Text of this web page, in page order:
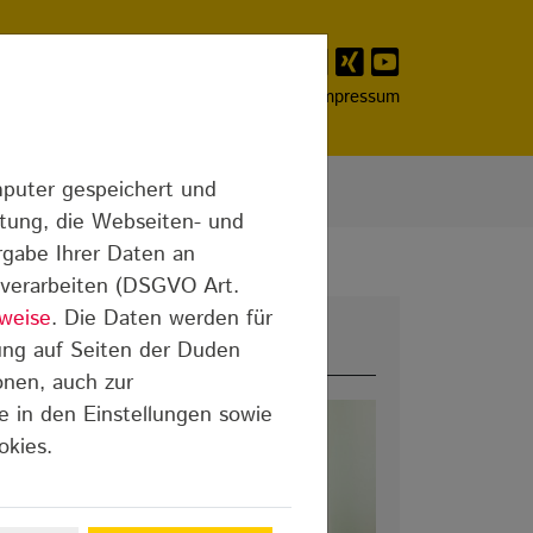
Impressum
gelesen
gespeichert und
die Webseiten- und
Ihrer Daten an
(DSGVO Art.
. Die Daten werden für
auf Seiten der Duden
auch zur
in den Einstellungen sowie